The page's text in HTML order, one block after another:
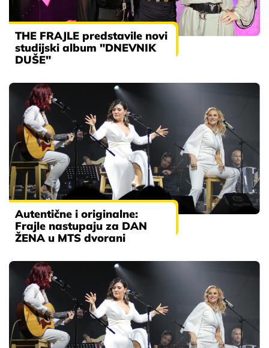
THE FRAJLE predstavile novi
studijski album "DNEVNIK
DUŠE"
Autentične i originalne:
Frajle nastupaju za DAN
ŽENA u MTS dvorani